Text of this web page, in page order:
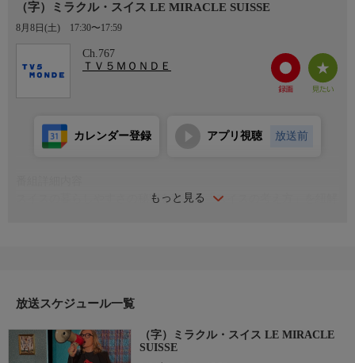
（字）ミラクル・スイス LE MIRACLE SUISSE
8月8日(土) 17:30〜17:59
Ch.767
ＴＶ５ＭＯＮＤＥ
もっと見る
カレンダー登録 アプリ視聴 放送前
スイスの暮らしやすさの秘密を教え、「スイスの考え方」を紐解
放送スケジュール一覧
（字）ミラクル・スイス LE MIRACLE
SUISSE